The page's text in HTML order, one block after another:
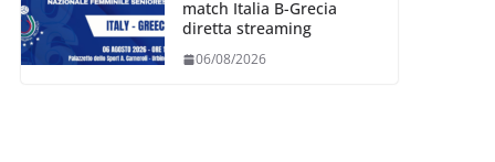
match Italia B-Grecia
diretta streaming
06/08/2026